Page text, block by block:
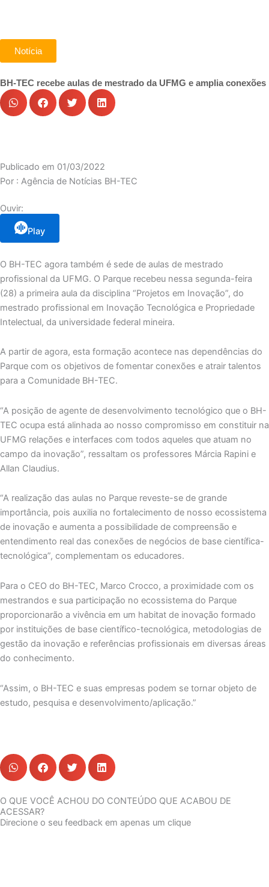
Notícia
BH-TEC recebe aulas de mestrado da UFMG e amplia conexões
Publicado em 01/03/2022
Por : Agência de Notícias BH-TEC
Ouvir:
Play
O BH-TEC agora também é sede de aulas de mestrado
profissional da UFMG. O Parque recebeu nessa segunda-feira
(28) a primeira aula da disciplina “Projetos em Inovação”, do
mestrado profissional em Inovação Tecnológica e Propriedade
Intelectual, da universidade federal mineira.
A partir de agora, esta formação acontece nas dependências do
Parque com os objetivos de fomentar conexões e atrair talentos
para a Comunidade BH-TEC.
“A posição de agente de desenvolvimento tecnológico que o BH-
TEC ocupa está alinhada ao nosso compromisso em constituir na
UFMG relações e interfaces com todos aqueles que atuam no
campo da inovação”, ressaltam os professores Márcia Rapini e
Allan Claudius.
“A realização das aulas no Parque reveste-se de grande
importância, pois auxilia no fortalecimento de nosso ecossistema
de inovação e aumenta a possibilidade de compreensão e
entendimento real das conexões de negócios de base científica-
tecnológica”, complementam os educadores.
Para o CEO do BH-TEC, Marco Crocco, a proximidade com os
mestrandos e sua participação no ecossistema do Parque
proporcionarão a vivência em um habitat de inovação formado
por instituições de base científico-tecnológica, metodologias de
gestão da inovação e referências profissionais em diversas áreas
do conhecimento.
“Assim, o BH-TEC e suas empresas podem se tornar objeto de
estudo, pesquisa e desenvolvimento/aplicação.”
O QUE VOCÊ ACHOU DO CONTEÚDO QUE ACABOU DE
ACESSAR?
Direcione o seu feedback em apenas um clique